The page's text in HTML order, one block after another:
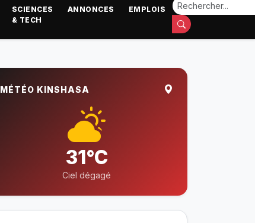
SCIENCES
& TECH
ANNONCES EMPLOIS
MÉTÉO KINSHASA
31°C
Ciel dégagé